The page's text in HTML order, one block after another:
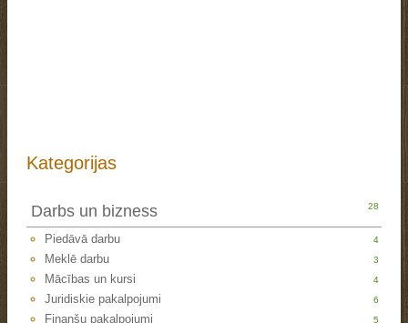
Kategorijas
Darbs un bizness 28
Piedāvā darbu 4
Meklē darbu 3
Mācības un kursi 4
Juridiskie pakalpojumi 6
Finanšu pakalpojumi 5